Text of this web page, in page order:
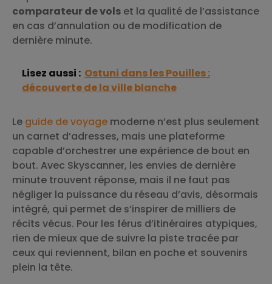
comparateur de vols et la qualité de l’assistance
en cas d’annulation ou de modification de
dernière minute.
Lisez aussi : Ostuni dans les Pouilles :
découverte de la ville blanche
Le guide de voyage moderne n’est plus seulement
un carnet d’adresses, mais une plateforme
capable d’orchestrer une expérience de bout en
bout. Avec Skyscanner, les envies de dernière
minute trouvent réponse, mais il ne faut pas
négliger la puissance du réseau d’avis, désormais
intégré, qui permet de s’inspirer de milliers de
récits vécus. Pour les férus d’itinéraires atypiques,
rien de mieux que de suivre la piste tracée par
ceux qui reviennent, bilan en poche et souvenirs
plein la tête.